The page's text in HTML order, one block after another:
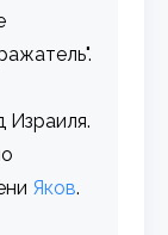
Израиля.
Яков.